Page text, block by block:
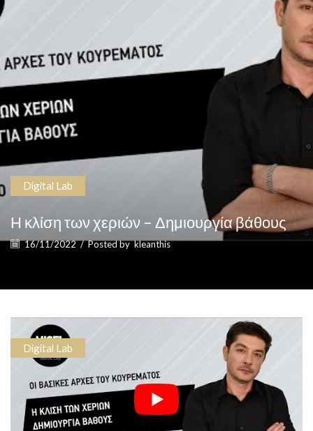
Digital Lab
Η κλίση των χεριών – Δημιουργία βάθους
16/11/2022 / Posted by kleanthis
Digital Lab